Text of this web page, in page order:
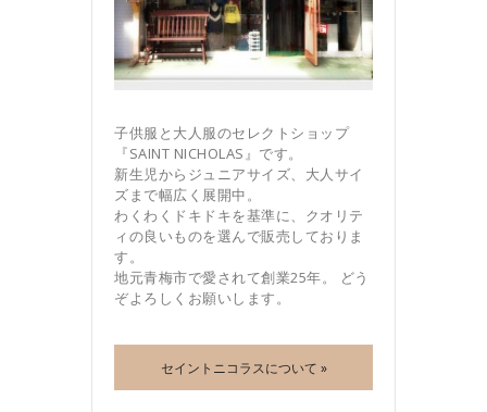
子供服と大人服のセレクトショップ
『SAINT NICHOLAS』です。
新生児からジュニアサイズ、大人サイ
ズまで幅広く展開中。
わくわくドキドキを基準に、クオリテ
ィの良いものを選んで販売しておりま
す。
地元青梅市で愛されて創業25年。 どう
ぞよろしくお願いします。
セイントニコラスについて »